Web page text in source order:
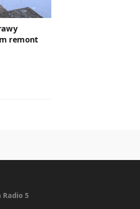
remont
5